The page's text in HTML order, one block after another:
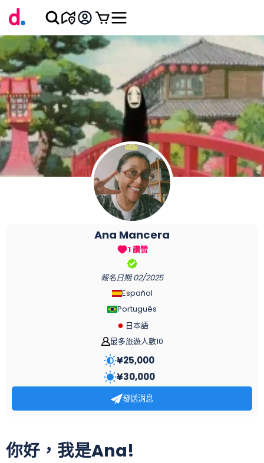
你好，我是Ana!
Ana Mancera
1 讚赞
報名日期 02/2025
Español
Português
日本語
最多旅遊人數10
¥25,000
¥30,000
發送消息